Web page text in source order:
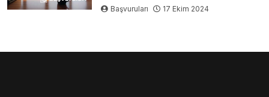
Başvuruları 17 Ekim 2024